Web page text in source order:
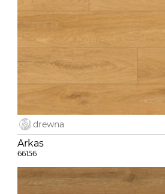
drewna
Arkas
66156